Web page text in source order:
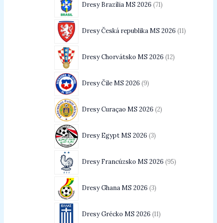
Dresy Brazília MS 2026 71
Dresy Česká republika MS 2026 11
Dresy Chorvátsko MS 2026 12
Dresy Čile MS 2026 9
Dresy Curaçao MS 2026 2
Dresy Egypt MS 2026 3
Dresy Francúzsko MS 2026 95
Dresy Ghana MS 2026 3
Dresy Grécko MS 2026 11